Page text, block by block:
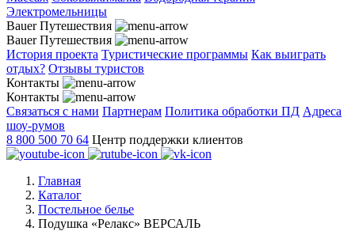
Электромельницы
Bauer Путешествия
Bauer Путешествия
История проекта Туристические программы Как выиграть
отдых? Отзывы туристов
Контакты
Контакты
Связаться с нами Партнерам Политика обработки ПД Адреса
шоу-румов
8 800 500 70 64 Центр поддержки клиентов
Главная
Каталог
Постельное белье
Подушка «Релакс» ВЕРСАЛЬ